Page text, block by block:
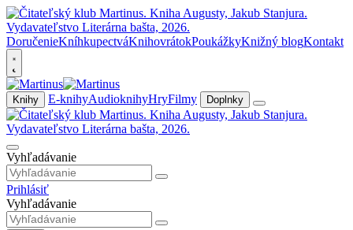
DoručenieKníhkupectváKnihovrátokPoukážkyKnižný blogKontakt
Knihy E-knihyAudioknihyHryFilmy Doplnky
Vyhľadávanie
Prihlásiť
Vyhľadávanie